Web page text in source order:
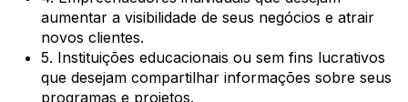
aumentar a visibilidade de seus negócios e atrair
novos clientes.
5. Instituições educacionais ou sem fins lucrativos
que desejam compartilhar informações sobre seus
programas e projetos.